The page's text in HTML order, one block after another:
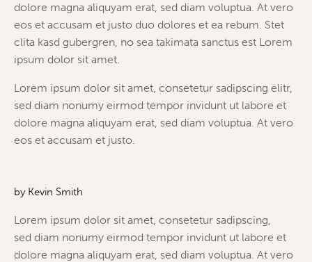
dolore magna aliquyam erat, sed diam voluptua. At vero
eos et accusam et justo duo dolores et ea rebum. Stet
clita kasd gubergren, no sea takimata sanctus est Lorem
ipsum dolor sit amet.
Lorem ipsum dolor sit amet, consetetur sadipscing elitr,
sed diam nonumy eirmod tempor invidunt ut labore et
dolore magna aliquyam erat, sed diam voluptua. At vero
eos et accusam et justo.
by Kevin Smith
Lorem ipsum dolor sit amet, consetetur sadipscing,
sed diam nonumy eirmod tempor invidunt ut labore et
dolore magna aliquyam erat, sed diam voluptua. At vero